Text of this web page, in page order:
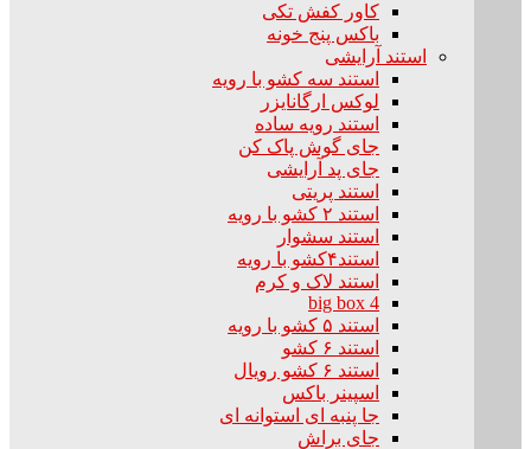
کاور کفش تکی
باکس پنج خونه
استند آرایشی
استند سه کشو با رویه
لوکس ارگانایزر
استند رویه ساده
جای گوش پاک کن
جای پد آرایشی
استند پریتی
استند ۲ کشو با رویه
استند سشوار
استند۴کشو با رویه
استند لاک و کرم
big box 4
استند ۵ کشو با رویه
استند ۶ کشو
استند ۶ کشو رویال
اسپینر باکس
جا پنبه ای استوانه ای
جای براش